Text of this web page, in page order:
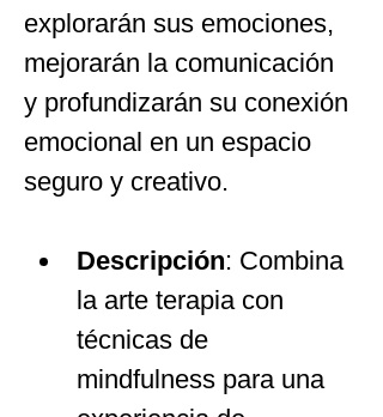
explorarán sus emociones,
mejorarán la comunicación
y profundizarán su conexión
emocional en un espacio
seguro y creativo.
Descripción: Combina
la arte terapia con
técnicas de
mindfulness para una